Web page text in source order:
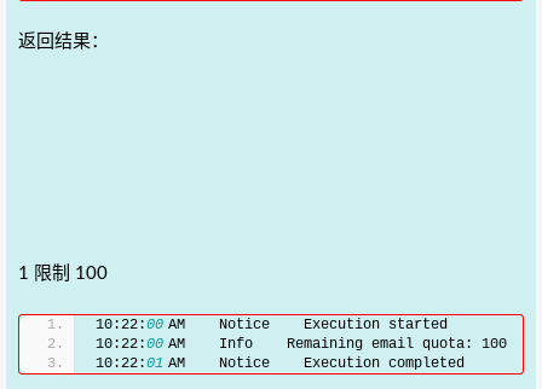
返回结果：
1 限制 100
10:22:00 AM    Notice    Execution started
10:22:00 AM    Info    Remaining email quota: 100
10:22:01 AM    Notice    Execution completed